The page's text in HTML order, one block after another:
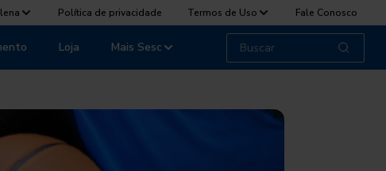
Política de privacidade Termos de Uso Fale Conosco
Loja Mais Sesc